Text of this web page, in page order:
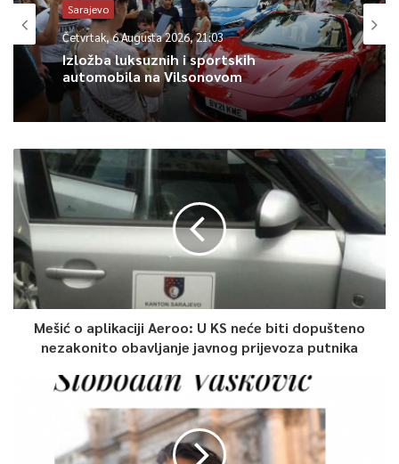
0
Article Rating
Sarajevo
Četvrtak, 6 Augusta 2026, 21:03
Izložba luksuznih i sportskih
automobila na Vilsonovom
Mešić o aplikaciji Aeroo: U KS neće biti dopušteno
nezakonito obavljanje javnog prijevoza putnika